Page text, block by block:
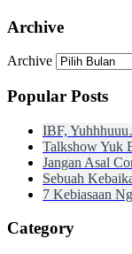
Archive
Archive
Popular Posts
IBF,
Talkshow Yuk
Jangan Asal
Sebuah
7 Kebiasaan
Category